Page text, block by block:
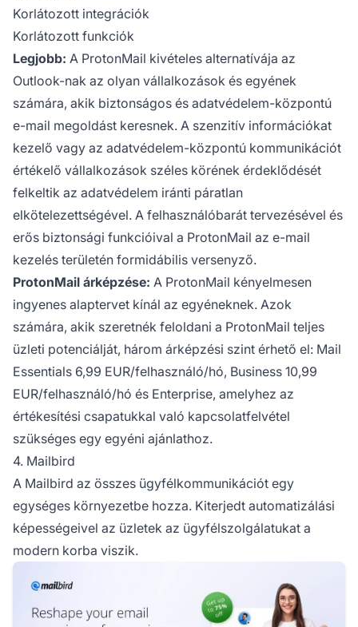
Korlátozott integrációk
Korlátozott funkciók
Legjobb: A ProtonMail kivételes alternatívája az
Outlook-nak az olyan vállalkozások és egyének
számára, akik biztonságos és adatvédelem-központú
e-mail megoldást keresnek. A szenzitív információkat
kezelő vagy az adatvédelem-központú kommunikációt
értékelő vállalkozások széles körének érdeklődését
felkeltik az adatvédelem iránti páratlan
elkötelezettségével. A felhasználóbarát tervezésével és
erős biztonsági funkcióival a ProtonMail az e-mail
kezelés területén formidábilis versenyző.
ProtonMail árképzése: A ProtonMail kényelmesen
ingyenes alaptervet kínál az egyéneknek. Azok
számára, akik szeretnék feloldani a ProtonMail teljes
üzleti potenciálját, három árképzési szint érhető el: Mail
Essentials 6,99 EUR/felhasználó/hó, Business 10,99
EUR/felhasználó/hó és Enterprise, amelyhez az
értékesítési csapatukkal való kapcsolatfelvétel
szükséges egy egyéni ajánlathoz.
4. Mailbird
A Mailbird az összes ügyfélkommunikációt egy
egységes környezetbe hozza. Kiterjedt automatizálási
képességeivel az üzletek az ügyfélszolgálatukat a
modern korba viszik.